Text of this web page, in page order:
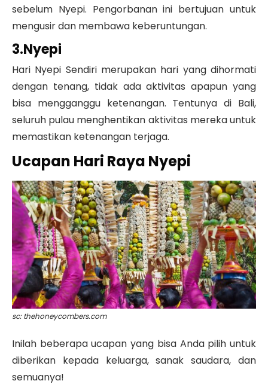
sebelum Nyepi. Pengorbanan ini bertujuan untuk
mengusir dan membawa keberuntungan.
3.Nyepi
Hari Nyepi Sendiri merupakan hari yang dihormati
dengan tenang, tidak ada aktivitas apapun yang
bisa mengganggu ketenangan. Tentunya di Bali,
seluruh pulau menghentikan aktivitas mereka untuk
memastikan ketenangan terjaga.
Ucapan Hari Raya Nyepi
sc: thehoneycombers.com
Inilah beberapa ucapan yang bisa Anda pilih untuk
diberikan kepada keluarga, sanak saudara, dan
semuanya!